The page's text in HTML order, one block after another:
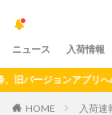
ニュース 入荷情報
ジョンアプリへのプッ
HOME 入荷速